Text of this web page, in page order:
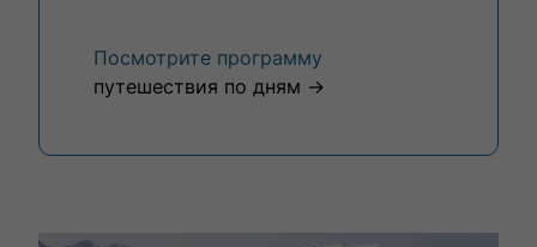
Посмотрите программу
путешествия по дням →